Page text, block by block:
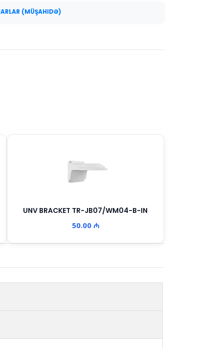
(MÜŞAHIDƏ)
UNV BRACKET TR-JB07/WM04-B-IN
50.00 ₼